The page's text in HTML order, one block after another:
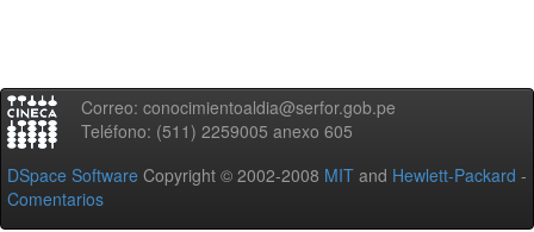
Correo: conocimientoaldia@serfor.gob.pe
Teléfono: (511) 2259005 anexo 605
DSpace Software Copyright © 2002-2008 MIT and Hewlett-Packard -
Comentarios